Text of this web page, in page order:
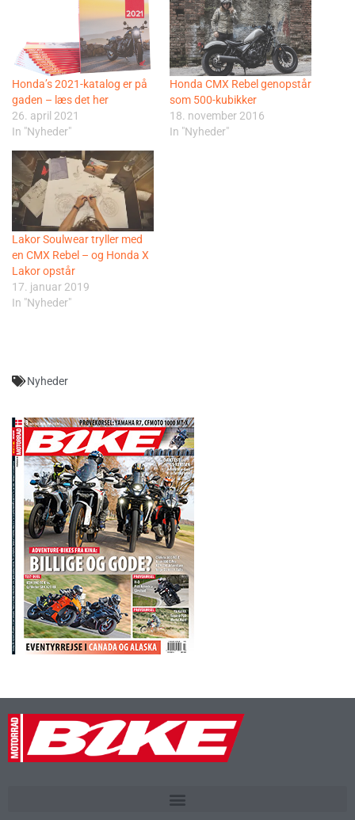
Honda’s 2021-katalog er på
gaden – læs det her
26. april 2021
In "Nyheder"
Honda CMX Rebel genopstår
som 500-kubikker
18. november 2016
In "Nyheder"
Lakor Soulwear tryller med
en CMX Rebel – og Honda X
Lakor opstår
17. januar 2019
In "Nyheder"
Nyheder